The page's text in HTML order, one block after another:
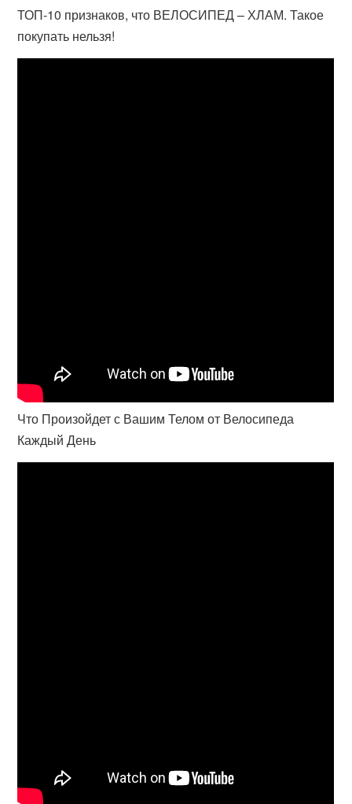
ТОП-10 признаков, что ВЕЛОСИПЕД – ХЛАМ. Такое
покупать нельзя!
Что Произойдет с Вашим Телом от Велосипеда
Каждый День